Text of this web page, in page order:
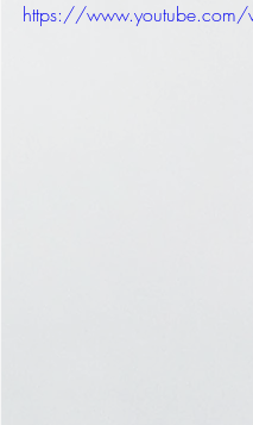
https://